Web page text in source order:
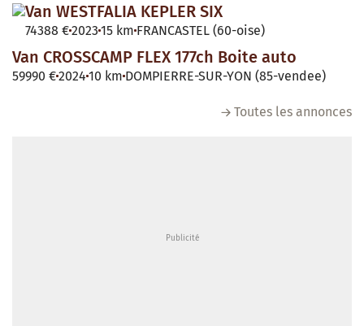
Van WESTFALIA KEPLER SIX
74388 €2023 15 km FRANCASTEL (60-oise)
Van CROSSCAMP FLEX 177ch Boite auto
59990 €2024 10 km DOMPIERRE-SUR-YON (85-vendee)
Toutes les annonces